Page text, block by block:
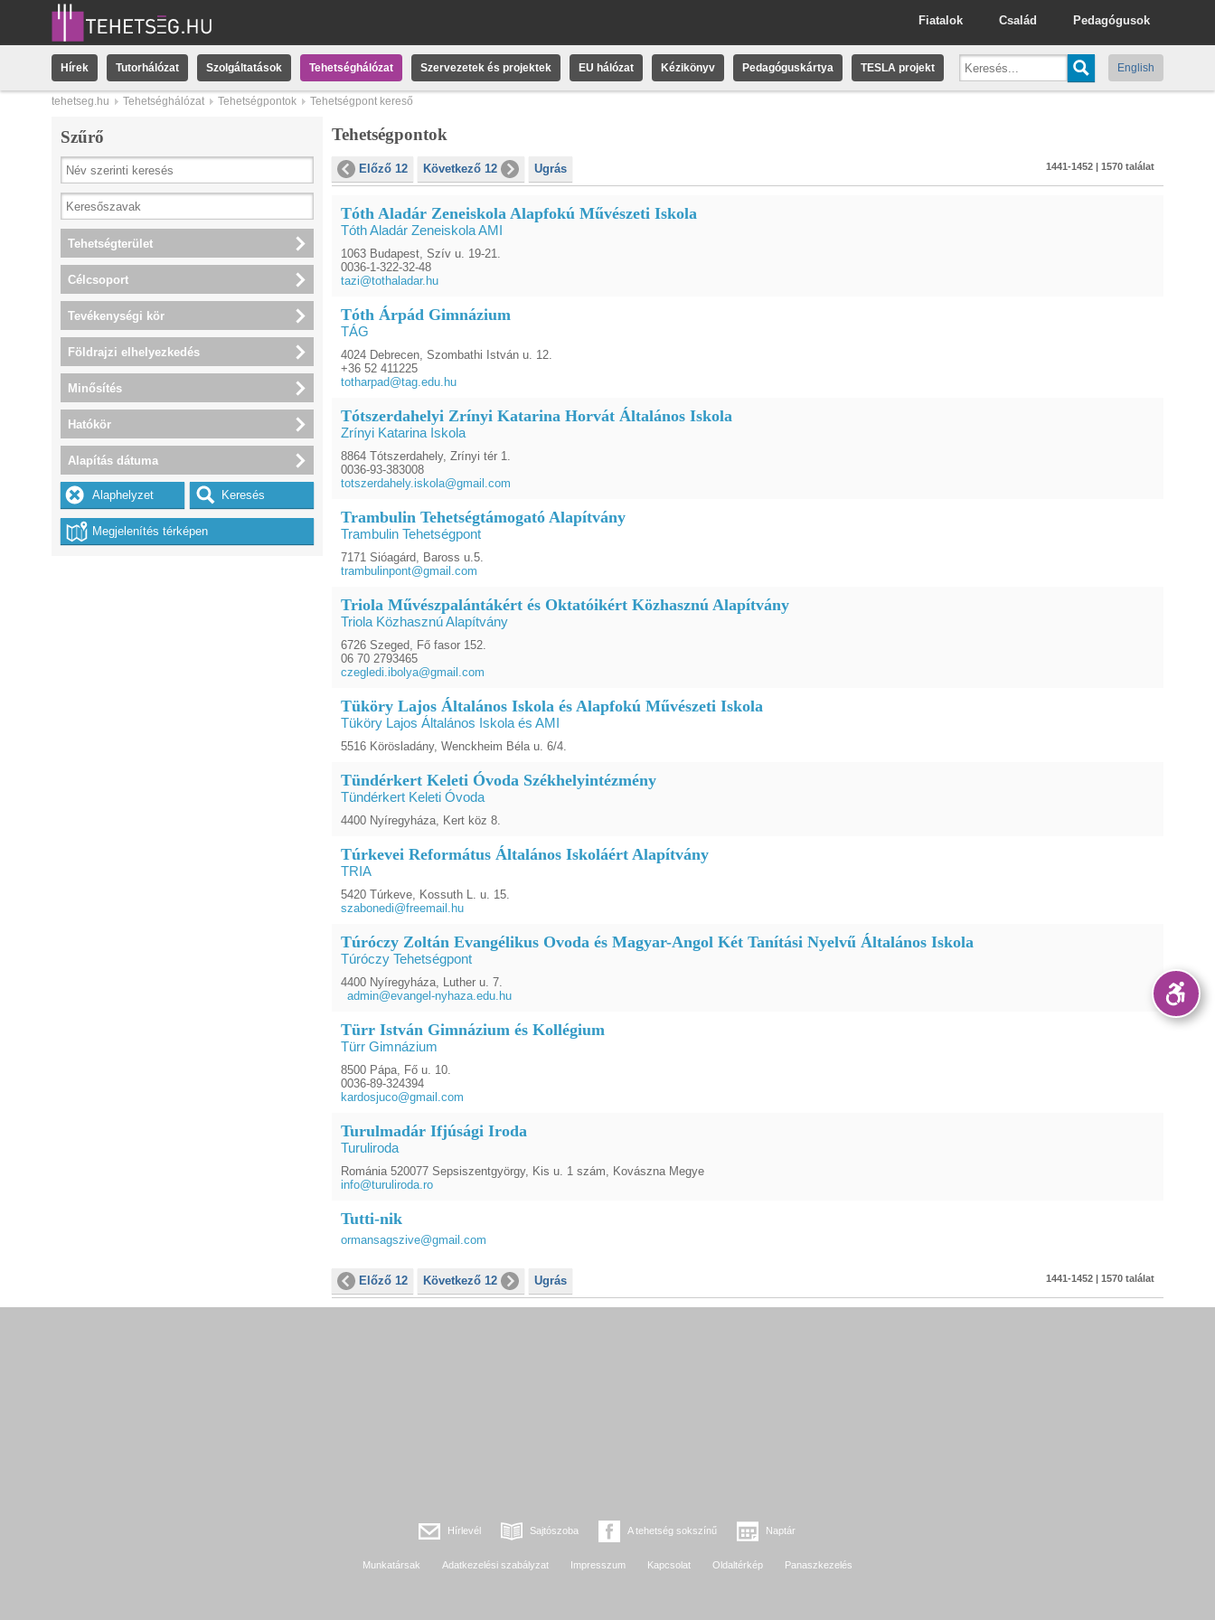
Pedagógusok
Család
Fiatalok
Hírek Tutorhálózat Szolgáltatások Tehetséghálózat Szervezetek és projektek EU hálózat Kézikönyv Pedagóguskártya TESLA projekt English
tehetseg.hu Tehetséghálózat Tehetségpontok Tehetségpont kereső
Tehetségpontok
Előző 12 Következő 12 Ugrás 1441-1452 | 1570 találat
Tóth Aladár Zeneiskola Alapfokú Művészeti Iskola
Tóth Aladár Zeneiskola AMI
1063 Budapest, Szív u. 19-21.
0036-1-322-32-48
tazi@tothaladar.hu
Tóth Árpád Gimnázium
TÁG
4024 Debrecen, Szombathi István u. 12.
+36 52 411225
totharpad@tag.edu.hu
Tótszerdahelyi Zrínyi Katarina Horvát Általános Iskola
Zrínyi Katarina Iskola
8864 Tótszerdahely, Zrínyi tér 1.
0036-93-383008
totszerdahely.iskola@gmail.com
Trambulin Tehetségtámogató Alapítvány
Trambulin Tehetségpont
7171 Sióagárd, Baross u.5.
trambulinpont@gmail.com
Triola Művészpalántákért és Oktatóikért Közhasznú Alapítvány
Triola Közhasznú Alapítvány
6726 Szeged, Fő fasor 152.
06 70 2793465
czegledi.ibolya@gmail.com
Tüköry Lajos Általános Iskola és Alapfokú Művészeti Iskola
Tüköry Lajos Általános Iskola és AMI
5516 Körösladány, Wenckheim Béla u. 6/4.
Tündérkert Keleti Óvoda Székhelyintézmény
Tündérkert Keleti Óvoda
4400 Nyíregyháza, Kert köz 8.
Túrkevei Református Általános Iskoláért Alapítvány
TRIA
5420 Túrkeve, Kossuth L. u. 15.
szabonedi@freemail.hu
Túróczy Zoltán Evangélikus Ovoda és Magyar-Angol Két Tanítási Nyelvű Általános Iskola
Túróczy Tehetségpont
4400 Nyíregyháza, Luther u. 7.
admin@evangel-nyhaza.edu.hu
Türr István Gimnázium és Kollégium
Türr Gimnázium
8500 Pápa, Fő u. 10.
0036-89-324394
kardosjuco@gmail.com
Turulmadár Ifjúsági Iroda
Turuliroda
Románia 520077 Sepsiszentgyörgy, Kis u. 1 szám, Kovászna Megye
info@turuliroda.ro
Tutti-nik
ormansagszive@gmail.com
Előző 12 Következő 12 Ugrás 1441-1452 | 1570 találat
Szűrő
Tehetségterület
Célcsoport
Tevékenységi kör
Földrajzi elhelyezkedés
Minősítés
Hatókör
Alapítás dátuma
Hírlevél Sajtószoba A tehetség sokszínű Naptár
Munkatársak Adatkezelési szabályzat Impresszum Kapcsolat Oldaltérkép Panaszkezelés